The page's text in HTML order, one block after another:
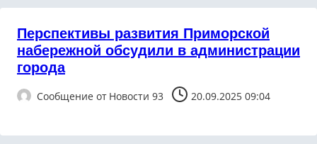
Перспективы развития Приморской
набережной обсудили в администрации
города
Сообщение от Новости 93 20.09.2025 09:04